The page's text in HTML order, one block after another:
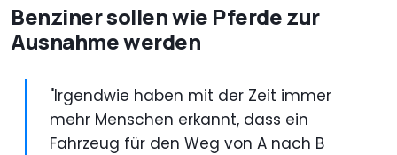
Benziner sollen wie Pferde zur
Ausnahme werden
"Irgendwie haben mit der Zeit immer
mehr Menschen erkannt, dass ein
Fahrzeug für den Weg von A nach B